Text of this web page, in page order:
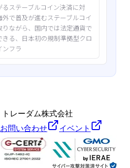
ステーブルコイン決済に対
で普及が進むステーブルコイ
りながら、国内では法定通貨で
る、日本初の規制準拠型クロ
ンフラ
トレーダム株式会社
お問い合わせ イベント